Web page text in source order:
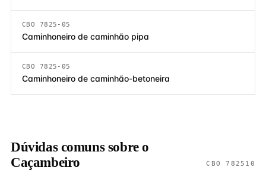
CBO 7825-05
Caminhoneiro de caminhão pipa
CBO 7825-05
Caminhoneiro de caminhão-betoneira
Dúvidas comuns sobre o
Caçambeiro
CBO 782510